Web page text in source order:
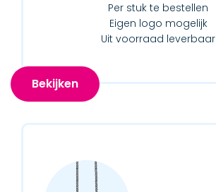
Per stuk te bestellen
Eigen logo mogelijk
Uit voorraad leverbaar
Bekijken